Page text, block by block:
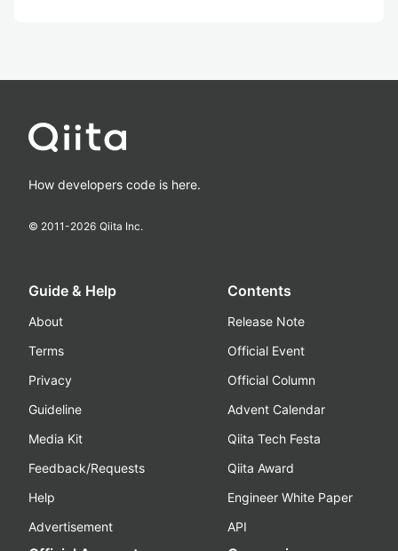
How developers code is here.
© 2011-2026 Qiita Inc.
Guide & Help
About
Terms
Privacy
Guideline
Media Kit
Feedback/Requests
Help
Advertisement
Contents
Release Note
Official Event
Official Column
Advent Calendar
Qiita Tech Festa
Qiita Award
Engineer White Paper
API